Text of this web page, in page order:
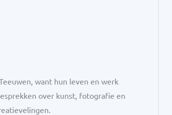
want hun leven en werk
over kunst, fotografie en